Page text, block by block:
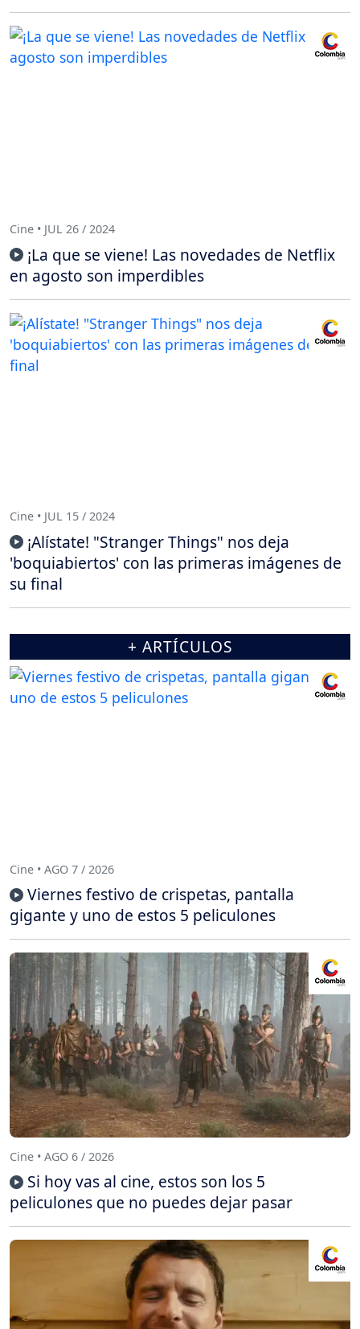
Cine • JUL 26 / 2024
¡La que se viene! Las novedades de Netflix
en agosto son imperdibles
Cine • JUL 15 / 2024
¡Alístate! "Stranger Things" nos deja
'boquiabiertos' con las primeras imágenes de
su final
+ ARTÍCULOS
Cine • AGO 7 / 2026
Viernes festivo de crispetas, pantalla
gigante y uno de estos 5 peliculones
Cine • AGO 6 / 2026
Si hoy vas al cine, estos son los 5
peliculones que no puedes dejar pasar